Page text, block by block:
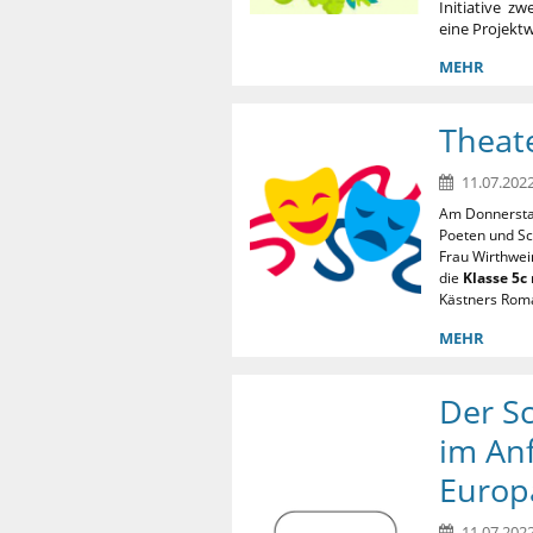
Initiative
eine
MEHR
Am
Poeten und
Frau
die Klasse 5c
Kästners
MEHR
Der
im